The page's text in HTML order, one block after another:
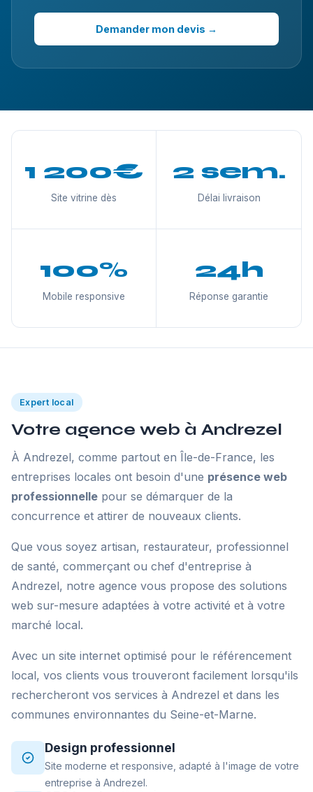
Demander mon devis →
1 200€
Site vitrine dès
2 sem.
Délai livraison
100%
Mobile responsive
24h
Réponse garantie
Expert local
Votre agence web à Andrezel
À Andrezel, comme partout en Île-de-France, les
entreprises locales ont besoin d'une présence web
professionnelle pour se démarquer de la
concurrence et attirer de nouveaux clients.
Que vous soyez artisan, restaurateur, professionnel
de santé, commerçant ou chef d'entreprise à
Andrezel, notre agence vous propose des solutions
web sur-mesure adaptées à votre activité et à votre
marché local.
Avec un site internet optimisé pour le référencement
local, vos clients vous trouveront facilement lorsqu'ils
rechercheront vos services à Andrezel et dans les
communes environnantes du Seine-et-Marne.
Design professionnel
Site moderne et responsive, adapté à l'image de votre
entreprise à Andrezel.